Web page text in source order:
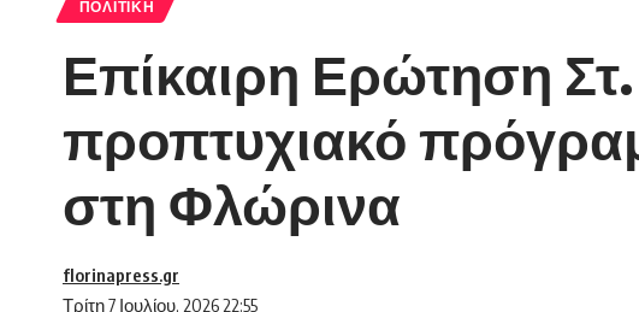
ΠΟΛΙΤΙΚΉ
Επίκαιρη Ερώτηση
προπτυχιακό
στη Φλώρινα
Τρίτη 7 Ιουλίου, 2026 22:55
florinapress.gr